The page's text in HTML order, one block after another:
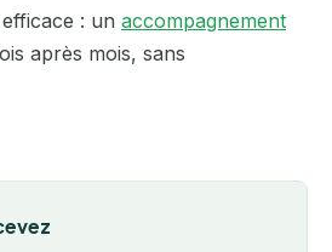
: un accompagnement
après mois, sans